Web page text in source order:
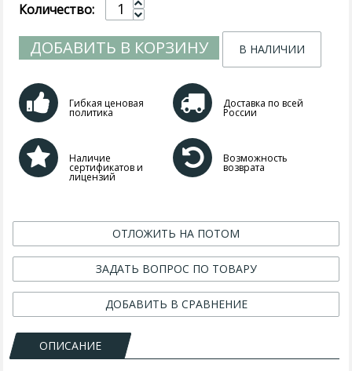
Количество:
ДОБАВИТЬ В КОРЗИНУ В НАЛИЧИИ
Гибкая ценовая
политика
Доставка по всей
России
Наличие
сертификатов и
лицензий
Возможность
возврата
ОТЛОЖИТЬ НА ПОТОМ
ЗАДАТЬ ВОПРОС ПО ТОВАРУ
ДОБАВИТЬ В СРАВНЕНИЕ
ОПИСАНИЕ